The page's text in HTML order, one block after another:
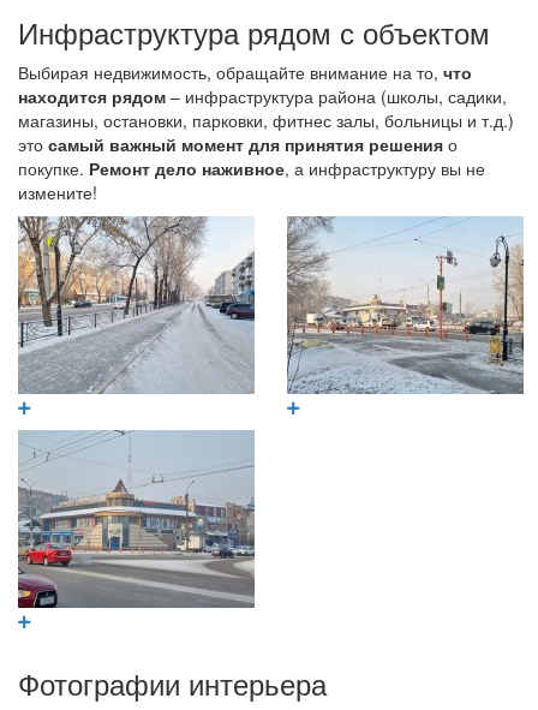
Инфраструктура рядом с объектом
Выбирая недвижимость, обращайте внимание на то, что
находится рядом – инфраструктура района (школы, садики,
магазины, остановки, парковки, фитнес залы, больницы и т.д.)
это самый важный момент для принятия решения о
покупке. Ремонт дело наживное, а инфраструктуру вы не
измените!
Фотографии интерьера